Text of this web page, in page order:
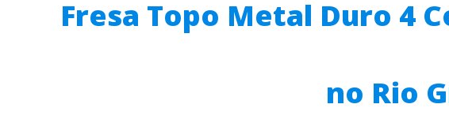
Fresa Topo Metal Duro 4
no Rio